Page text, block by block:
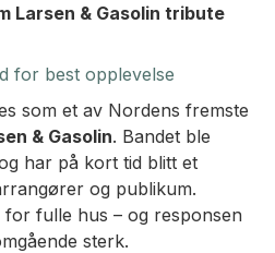
Larsen & Gasolin tribute
for best opplevelse
som et av Nordens fremste
& Gasolin. Bandet ble
har på kort tid blitt et
og publikum.
for fulle hus – og responsen
sterk.